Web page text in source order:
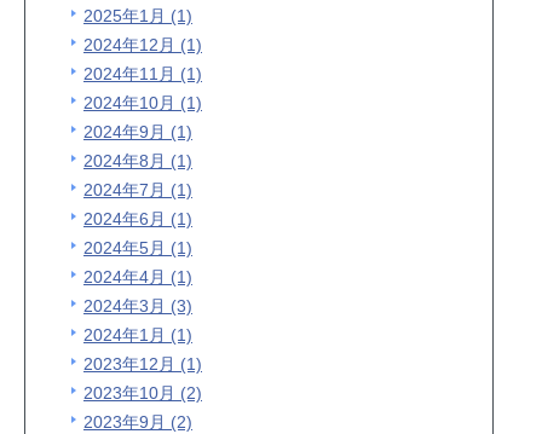
2025年1月 (1)
2024年12月 (1)
2024年11月 (1)
2024年10月 (1)
2024年9月 (1)
2024年8月 (1)
2024年7月 (1)
2024年6月 (1)
2024年5月 (1)
2024年4月 (1)
2024年3月 (3)
2024年1月 (1)
2023年12月 (1)
2023年10月 (2)
2023年9月 (2)